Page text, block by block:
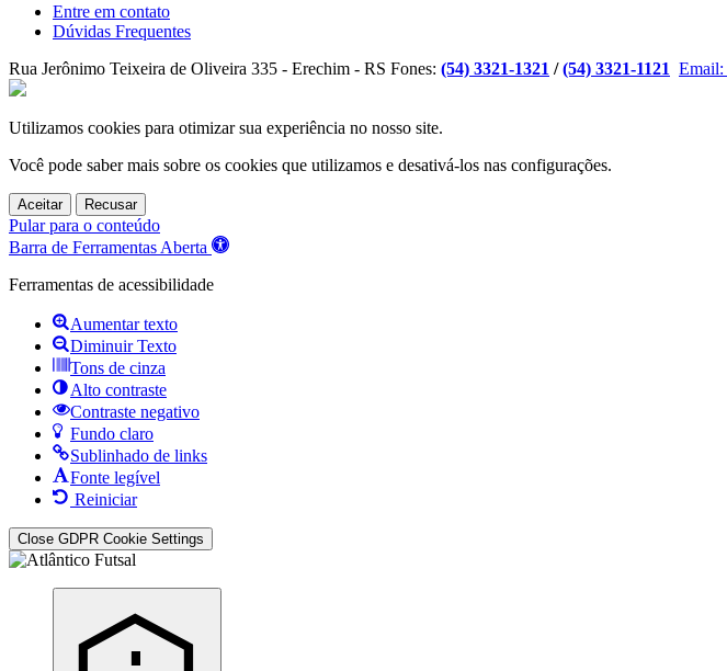
Entre em contato
Dúvidas Frequentes
Rua Jerônimo Teixeira de Oliveira 335 - Erechim - RS Fones: (54) 3321-1321 /(54) 3321-1121 Email:
Utilizamos cookies para otimizar sua experiência no nosso site.
Você pode saber mais sobre os cookies que utilizamos e desativá-los nas configurações.
Aceitar Recusar
Pular para o conteúdo
Barra de Ferramentas Aberta
Ferramentas de acessibilidade
Aumentar texto
Diminuir Texto
Tons de cinza
Alto contraste
Contraste negativo
Fundo claro
Sublinhado de links
Fonte legível
Reiniciar
Close GDPR Cookie Settings